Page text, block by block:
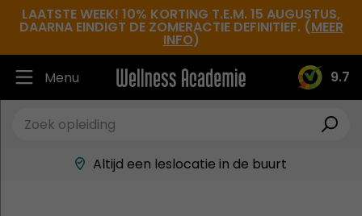
LAATSTE WEEK! 10% KORTING T.E.M. 15 AUGUSTUS,
DAARNA EINDIGT DE ZOMERACTIE DEFINITIEF. (MEER
INFO)
9.7
Menu
Ruim 30.000 tevreden studenten
Beste docenten in de branche
Altijd een leslocatie in de buurt